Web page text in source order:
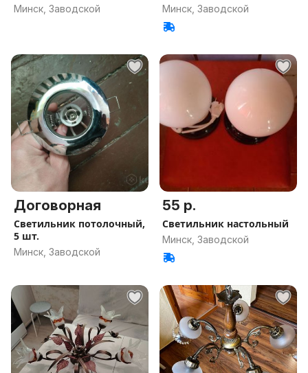
Минск, Заводской Минск, Заводской
Договорная
Светильник потолочный,
5 шт.
Минск, Заводской
55 р.
Светильник настольный
Минск, Заводской